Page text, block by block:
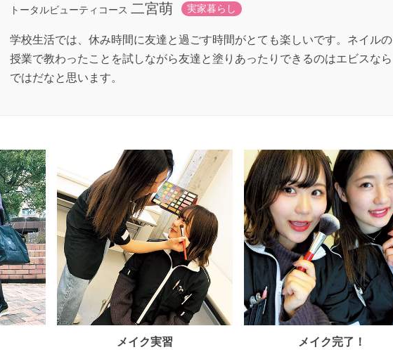
トータルビューティコース 二宮萌 実家暮らし
学校生活では、休み時間に友達と過ごす時間がとても楽しいです。ネイルの
授業で教わったことを試しながら友達と塗りあったりできるのはエビスなら
ではだなと思います。
メイク実習 メイク完了！